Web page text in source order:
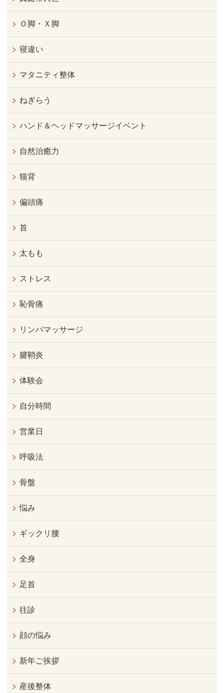
Ｏ脚・Ｘ脚
寝違い
マタニティ整体
ねぎらう
ハンド＆ヘッドマッサージイベント
自然治癒力
猫背
偏頭痛
首
太もも
ストレス
恥骨痛
リンパマッサージ
腱鞘炎
体験会
自分時間
営業日
呼吸法
骨盤
悩み
ギックリ腰
全身
足首
往診
顔の悩み
新年ご挨拶
産後整体